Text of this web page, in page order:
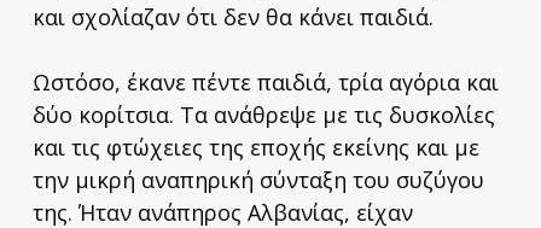
και σχολίαζαν ότι δεν θα κάνει παιδιά.
Ωστόσο, έκανε πέντε παιδιά, τρία αγόρια και
δύο κορίτσια. Τα ανάθρεψε με τις δυσκολίες
και τις φτώχειες της εποχής εκείνης και με
την μικρή αναπηρική σύνταξη του συζύγου
της. Ήταν ανάπηρος Αλβανίας, είχαν